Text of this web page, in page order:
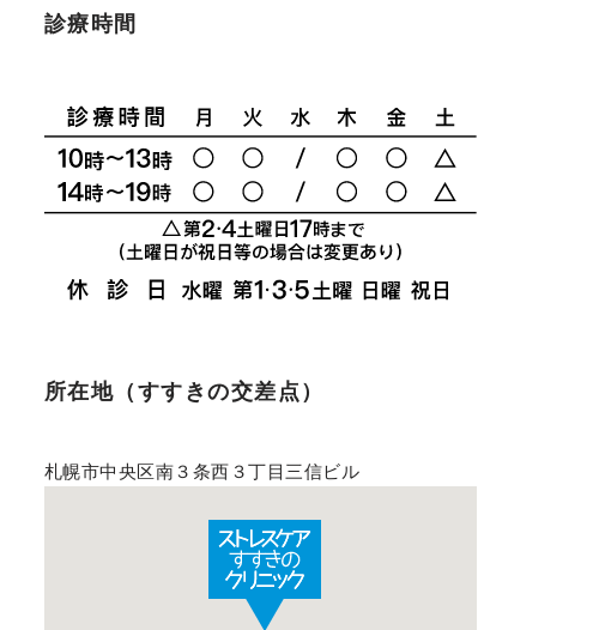
診療時間
所在地（すすきの交差点）
札幌市中央区南３条西３丁目三信ビル